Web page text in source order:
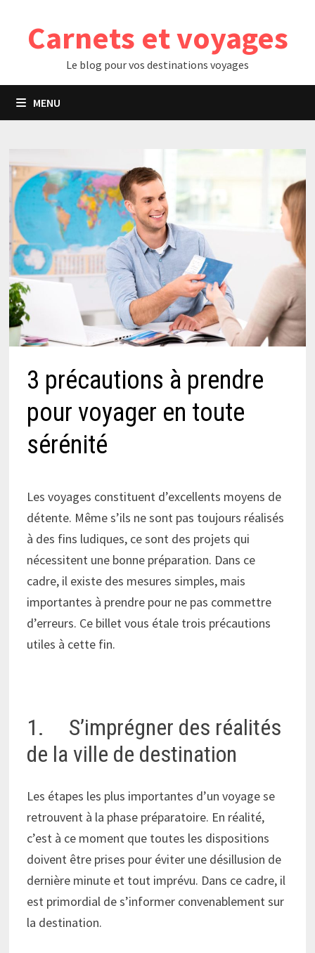
contenuCarnets et voyages
Le blog pour vos destinations voyages
MENU
3 précautions à prendre
pour voyager en toute
sérénité
Les voyages constituent d’excellents moyens de
détente. Même s’ils ne sont pas toujours réalisés
à des fins ludiques, ce sont des projets qui
nécessitent une bonne préparation. Dans ce
cadre, il existe des mesures simples, mais
importantes à prendre pour ne pas commettre
d’erreurs. Ce billet vous étale trois précautions
utiles à cette fin.
1. S’imprégner des réalités
de la ville de destination
Les étapes les plus importantes d’un voyage se
retrouvent à la phase préparatoire. En réalité,
c’est à ce moment que toutes les dispositions
doivent être prises pour éviter une désillusion de
dernière minute et tout imprévu. Dans ce cadre, il
est primordial de s’informer convenablement sur
la destination.